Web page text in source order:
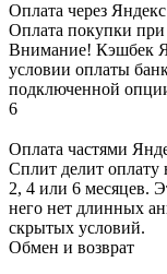
Оплата через
Оплата покупки при
Внимание! Кэшбек
условии оплаты
подключенной
6
Оплата частями
Сплит делит оплату
2, 4 или 6 месяцев.
него нет длинных
скрытых условий.
Обмен и возврат